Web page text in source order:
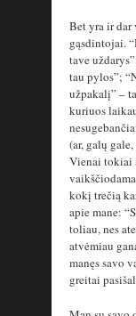
Bet yra ir dar
gąsdintojai.
tave
tau pylos”;
užpakalį” –
kuriuos
(ar, galų
Vienai tokiai
kokį trečią
apie mane:
toliau, nes
atvėmiau
manęs savo
greitai